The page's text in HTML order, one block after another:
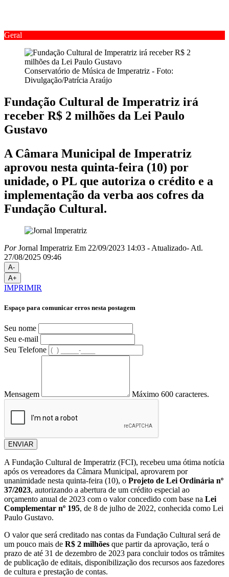
Geral
Conservatório de Música de Imperatriz - Foto:
Divulgação/Patrícia Araújo
Fundação Cultural de Imperatriz irá
receber R$ 2 milhões da Lei Paulo
Gustavo
A Câmara Municipal de Imperatriz
aprovou nesta quinta-feira (10) por
unidade, o PL que autoriza o crédito e a
implementação da verba aos cofres da
Fundação Cultural.
PorJornal Imperatriz Em 22/09/2023 14:03 - Atualizado- Atl.
27/08/2025 09:46
A-
A+
IMPRIMIR
Espaço para comunicar erros nesta postagem
Seu nome
Seu e-mail
Seu Telefone
Mensagem Máximo 600 caracteres.
ENVIAR
A Fundação Cultural de Imperatriz (FCI), recebeu uma ótima notícia
após os vereadores da Câmara Municipal, aprovarem por
unanimidade nesta quinta-feira (10), o Projeto de Lei Ordinária nº
37/2023, autorizando a abertura de um crédito especial ao
orçamento anual de 2023 com o valor concedido com base na Lei
Complementar nº 195, de 8 de julho de 2022, conhecida como Lei
Paulo Gustavo.
O valor que será creditado nas contas da Fundação Cultural será de
um pouco mais de R$ 2 milhões que partir da aprovação, terá o
prazo de até 31 de dezembro de 2023 para concluir todos os trâmites
de publicação de editais, disponibilização dos recursos aos fazedores
de cultura e prestação de contas.